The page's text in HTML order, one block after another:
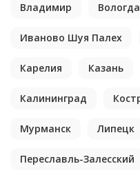
Владимир Вологда
Иваново Шуя Палех
Карелия Казань
Калининград
Мурманск Липецк
Переславль-Залесский